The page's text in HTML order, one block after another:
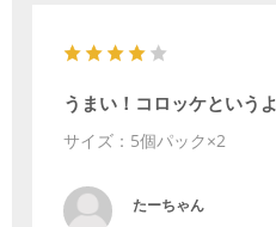
うまい！コロッケという
サイズ：5個パック×2
たーちゃん